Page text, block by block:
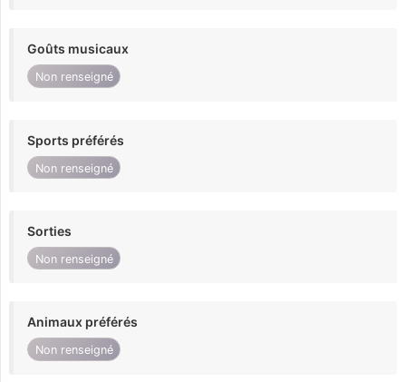
Goûts musicaux
Non renseigné
Sports préférés
Non renseigné
Sorties
Non renseigné
Animaux préférés
Non renseigné